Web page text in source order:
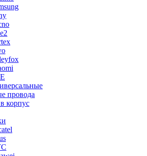
провода
корпус